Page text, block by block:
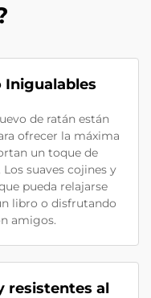
Inigualables
de ratán están
ofrecer la máxima
un toque de
suaves cojines y
pueda relajarse
libro o disfrutando
amigos.
resistentes al